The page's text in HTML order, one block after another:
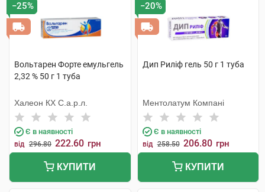
−25%
Вольтарен Форте емульгель
2,32 % 50 г 1 туба
Халеон КХ С.а.р.л.
Є в наявності
від 296.80 222.60 грн
КУПИТИ
−20%
Дип Риліф гель 50 г 1 туба
Ментолатум Компані
Є в наявності
від 258.50 206.80 грн
КУПИТИ